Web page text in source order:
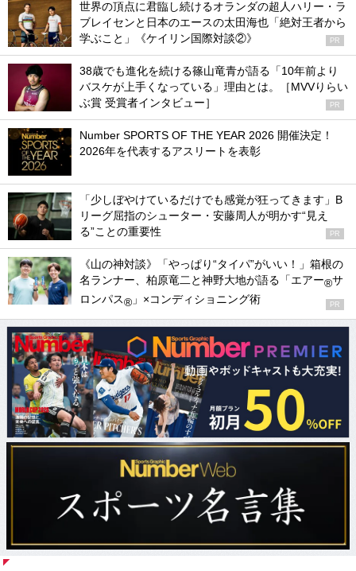
世界の頂点に君臨し続けるオランダの超人ハリー・ラ
ブレイセンと日本のエースの太田海也「絶対王者から
学ぶこと」《ケイリン国際対談②》
PR
38歳でも進化を続ける篠山竜青が語る「10年前より
バスケが上手くなっている」理由とは。［MVVりらい
ぶ賞 受賞者インタビュー］
PR
Number SPORTS OF THE YEAR 2026 開催決定！
2026年を代表するアスリートを表彰
「少しぼやけているだけでも感覚が狂ってきます」B
リーグ屈指のシューター・安藤周人が明かす“見え
る”ことの重要性
PR
《山の神対談》「やっぱり“タイパ”がいい！」箱根の
名ランナー、柏原竜二と神野大地が語る「エアー®サ
ロンパス® 」×コンディショニング術 PR